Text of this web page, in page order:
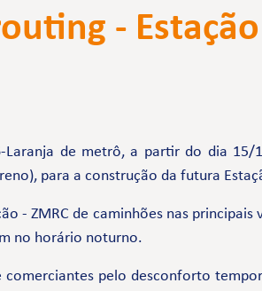
-
Laranja de metrô, a partir do dia
para a construção da futura
- ZMRC de caminhões nas
no horário noturno.
pelo desconforto